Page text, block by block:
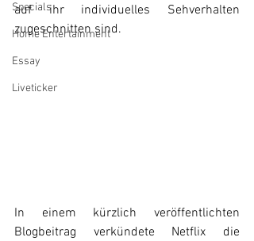
Specials
Home Entertainment
Essay
Liveticker
auf ihr individuelles Sehverhalten
zugeschnitten sind.
In einem kürzlich veröffentlichten
Blogbeitrag verkündete Netflix die